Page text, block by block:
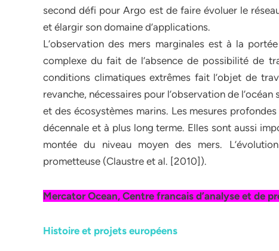
second défi pour Argo est de faire évoluer le
et élargir son domaine d’applications.
L’observation des mers marginales est à la
complexe du fait de l’absence de possibilité de
conditions climatiques extrêmes fait l’objet de
revanche, nécessaires pour l’observation de
et des écosystèmes marins. Les mesures
décennale et à plus long terme. Elles sont aussi
montée du niveau moyen des mers.
prometteuse (Claustre et al. [2010]).
Mercator Ocean, Centre francais d’analyse et de
Histoire et projets européens